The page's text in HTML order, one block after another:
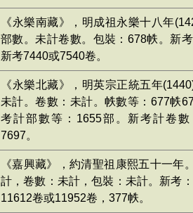
《永樂南藏》，明成祖永樂十八年
部數。未計卷數。包裝：678帙。新
新考7440或7540卷。
《永樂北藏》，明英宗正統五年
未計。卷數：未計。帙數等：677帙
考計部數等：1655部。新考計卷數
7697。
《嘉興藏》，約清聖祖康熙五十一年
計，卷數：未計，包裝：未計。新考
11612卷或11952卷，377帙。